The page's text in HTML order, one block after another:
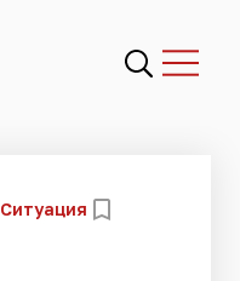
Ситуация